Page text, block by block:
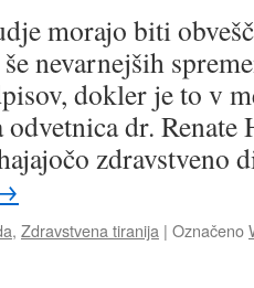
morajo biti
nevarnejših
dokler je to v
dr. Renate
zdravstveno
, Zdravstvena tiranija | Označeno